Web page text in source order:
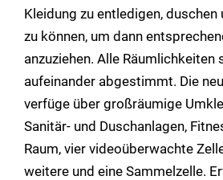
Kleidung zu entledigen, duschen
zu können, um dann
anzuziehen. Alle Räumlichkeiten
aufeinander abgestimmt. Die
verfüge über großräumige
Sanitär- und Duschanlagen,
Raum, vier videoüberwachte
weitere und eine Sammelzelle.